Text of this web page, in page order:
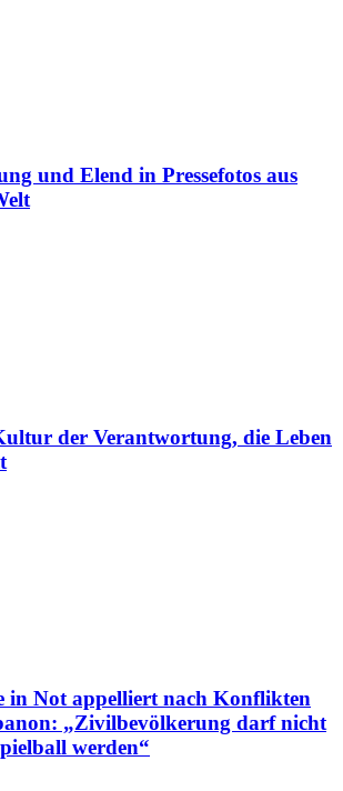
und Elend in Pressefotos aus
der Verantwortung, die Leben
in Not appelliert nach Konflikten
„Zivilbevölkerung darf nicht
werden“